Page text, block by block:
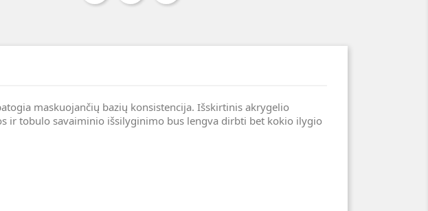
maskuojančių bazių konsistencija. Išskirtinis akrygelio
ir tobulo savaiminio išsilyginimo bus lengva dirbti bet kokio ilygio